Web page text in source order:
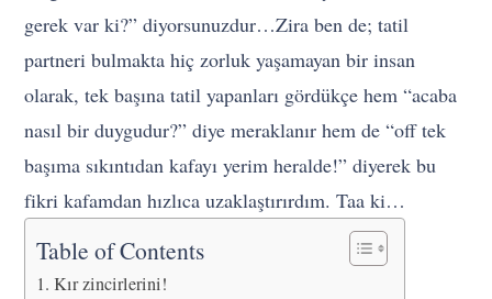
gerek var ki?” diyorsunuzdur…Zira ben de; tatil
partneri bulmakta hiç zorluk yaşamayan bir insan
olarak, tek başına tatil yapanları gördükçe hem “acaba
nasıl bir duygudur?” diye meraklanır hem de “off tek
başıma sıkıntıdan kafayı yerim heralde!” diyerek bu
fikri kafamdan hızlıca uzaklaştırırdım. Taa ki…
Table of Contents
Kır zincirlerini!